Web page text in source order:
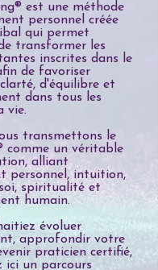
est une méthode
personnel créée
qui permet
transformer les
inscrites dans le
de favoriser
d'équilibre et
dans tous les
vie.
transmettons le
comme un véritable
alliant
personnel, intuition,
spiritualité et
humain.
évoluer
approfondir votre
praticien certifié,
ici un parcours